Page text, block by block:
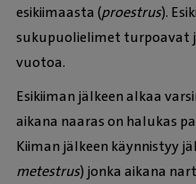
esikiimaasta (proestrus).
sukupuolielimet turpoavat
vuotoa.
Esikiiman jälkeen alkaa
aikana naaras on halukas
Kiiman jälkeen käynnistyy
metestrus) jonka aikana